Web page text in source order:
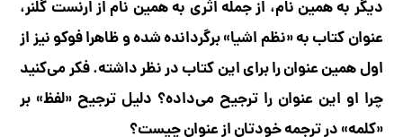
دیگر به همین نام، از جمله اثری به همین نام از ارنست گلنر،
عنوان کتاب به «نظم اشیا» برگردانده شده و ظاهرا فوکو نیز از
اول همین عنوان را برای این کتاب در نظر داشته. فکر می‌کنید
چرا او این عنوان را ترجیح می‌داده؟ دلیل ترجیح «لفظ» بر
«کلمه» در ترجمه خودتان از عنوان چیست؟